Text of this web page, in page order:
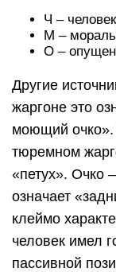
Ч –
М –
О –
Другие
жаргоне это
моющий очко».
тюремном
«петух». Очко
означает
клеймо
человек имел
пассивной